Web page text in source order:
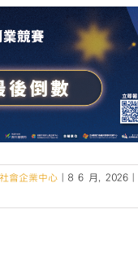
會企業中心 8 6 月, 2026